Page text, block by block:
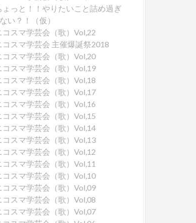
ょっと！！やりたいこと詰め過ぎ
い？！（仮）
コスマ学芸会（歌）Vol,22
コスマ学芸会 主催爆誕祭2018
コスマ学芸会（歌）Vol,20
コスマ学芸会（歌）Vol,19
コスマ学芸会（歌）Vol,18
コスマ学芸会（歌）Vol,17
コスマ学芸会（歌）Vol,16
コスマ学芸会（歌）Vol,15
コスマ学芸会（歌）Vol,14
コスマ学芸会（歌）Vol,13
コスマ学芸会（歌）Vol,12
コスマ学芸会（歌）Vol,11
コスマ学芸会（歌）Vol,10
コスマ学芸会（歌）Vol,09
コスマ学芸会（歌）Vol,08
コスマ学芸会（歌）Vol,07